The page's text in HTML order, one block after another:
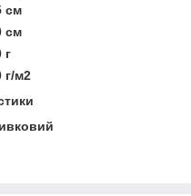
см
см
г
г/м2